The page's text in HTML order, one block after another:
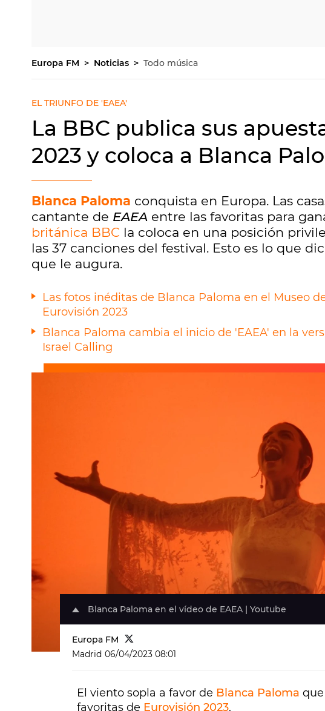
Europa FM Noticias Todo música
EL TRIUNFO DE 'EAEA'
La BBC publica sus
2023 y coloca a Blanca
Blanca Paloma conquista en Europa. Las
cantante de EAEA entre las favoritas para
británica BBC la coloca en una posición
las 37 canciones del festival. Esto es lo que
que le augura.
Las fotos inéditas de Blanca Paloma en el Museo
Eurovisión 2023
Blanca Paloma cambia el inicio de 'EAEA' en la
Israel Calling
Blanca Paloma en el vídeo de EAEA | Youtube
Europa FM
Madrid 06/04/2023 08:01
El viento sopla a favor de Blanca Paloma
favoritas de Eurovisión 2023.